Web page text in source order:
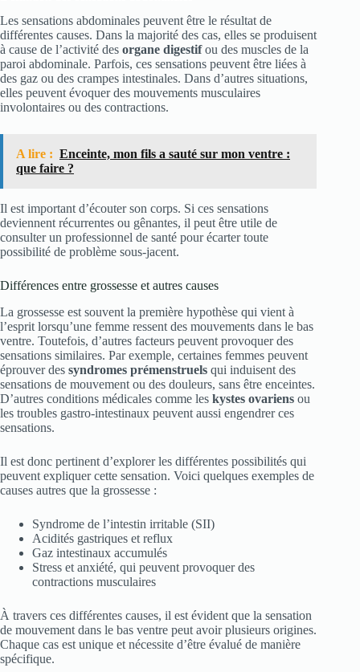
Les sensations abdominales peuvent être le résultat de
différentes causes. Dans la majorité des cas, elles se produisent
à cause de l’activité des organe digestifou des muscles de la
paroi abdominale. Parfois, ces sensations peuvent être liées à
des gaz ou des crampes intestinales. Dans d’autres situations,
elles peuvent évoquer des mouvements musculaires
involontaires ou des contractions.
A lire : Enceinte, mon fils a sauté sur mon ventre :
que faire ?
Il est important d’écouter son corps. Si ces sensations
deviennent récurrentes ou gênantes, il peut être utile de
consulter un professionnel de santé pour écarter toute
possibilité de problème sous-jacent.
Différences entre grossesse et autres causes
La grossesse est souvent la première hypothèse qui vient à
l’esprit lorsqu’une femme ressent des mouvements dans le bas
ventre. Toutefois, d’autres facteurs peuvent provoquer des
sensations similaires. Par exemple, certaines femmes peuvent
éprouver des syndromes prémenstruels qui induisent des
sensations de mouvement ou des douleurs, sans être enceintes.
D’autres conditions médicales comme les kystes ovariens ou
les troubles gastro-intestinaux peuvent aussi engendrer ces
sensations.
Il est donc pertinent d’explorer les différentes possibilités qui
peuvent expliquer cette sensation. Voici quelques exemples de
causes autres que la grossesse :
Syndrome de l’intestin irritable (SII)
Acidités gastriques et reflux
Gaz intestinaux accumulés
Stress et anxiété, qui peuvent provoquer des
contractions musculaires
À travers ces différentes causes, il est évident que la sensation
de mouvement dans le bas ventre peut avoir plusieurs origines.
Chaque cas est unique et nécessite d’être évalué de manière
spécifique.